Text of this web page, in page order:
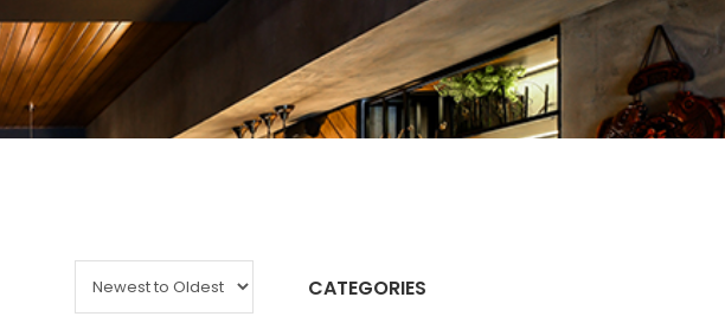
CATEGORIES